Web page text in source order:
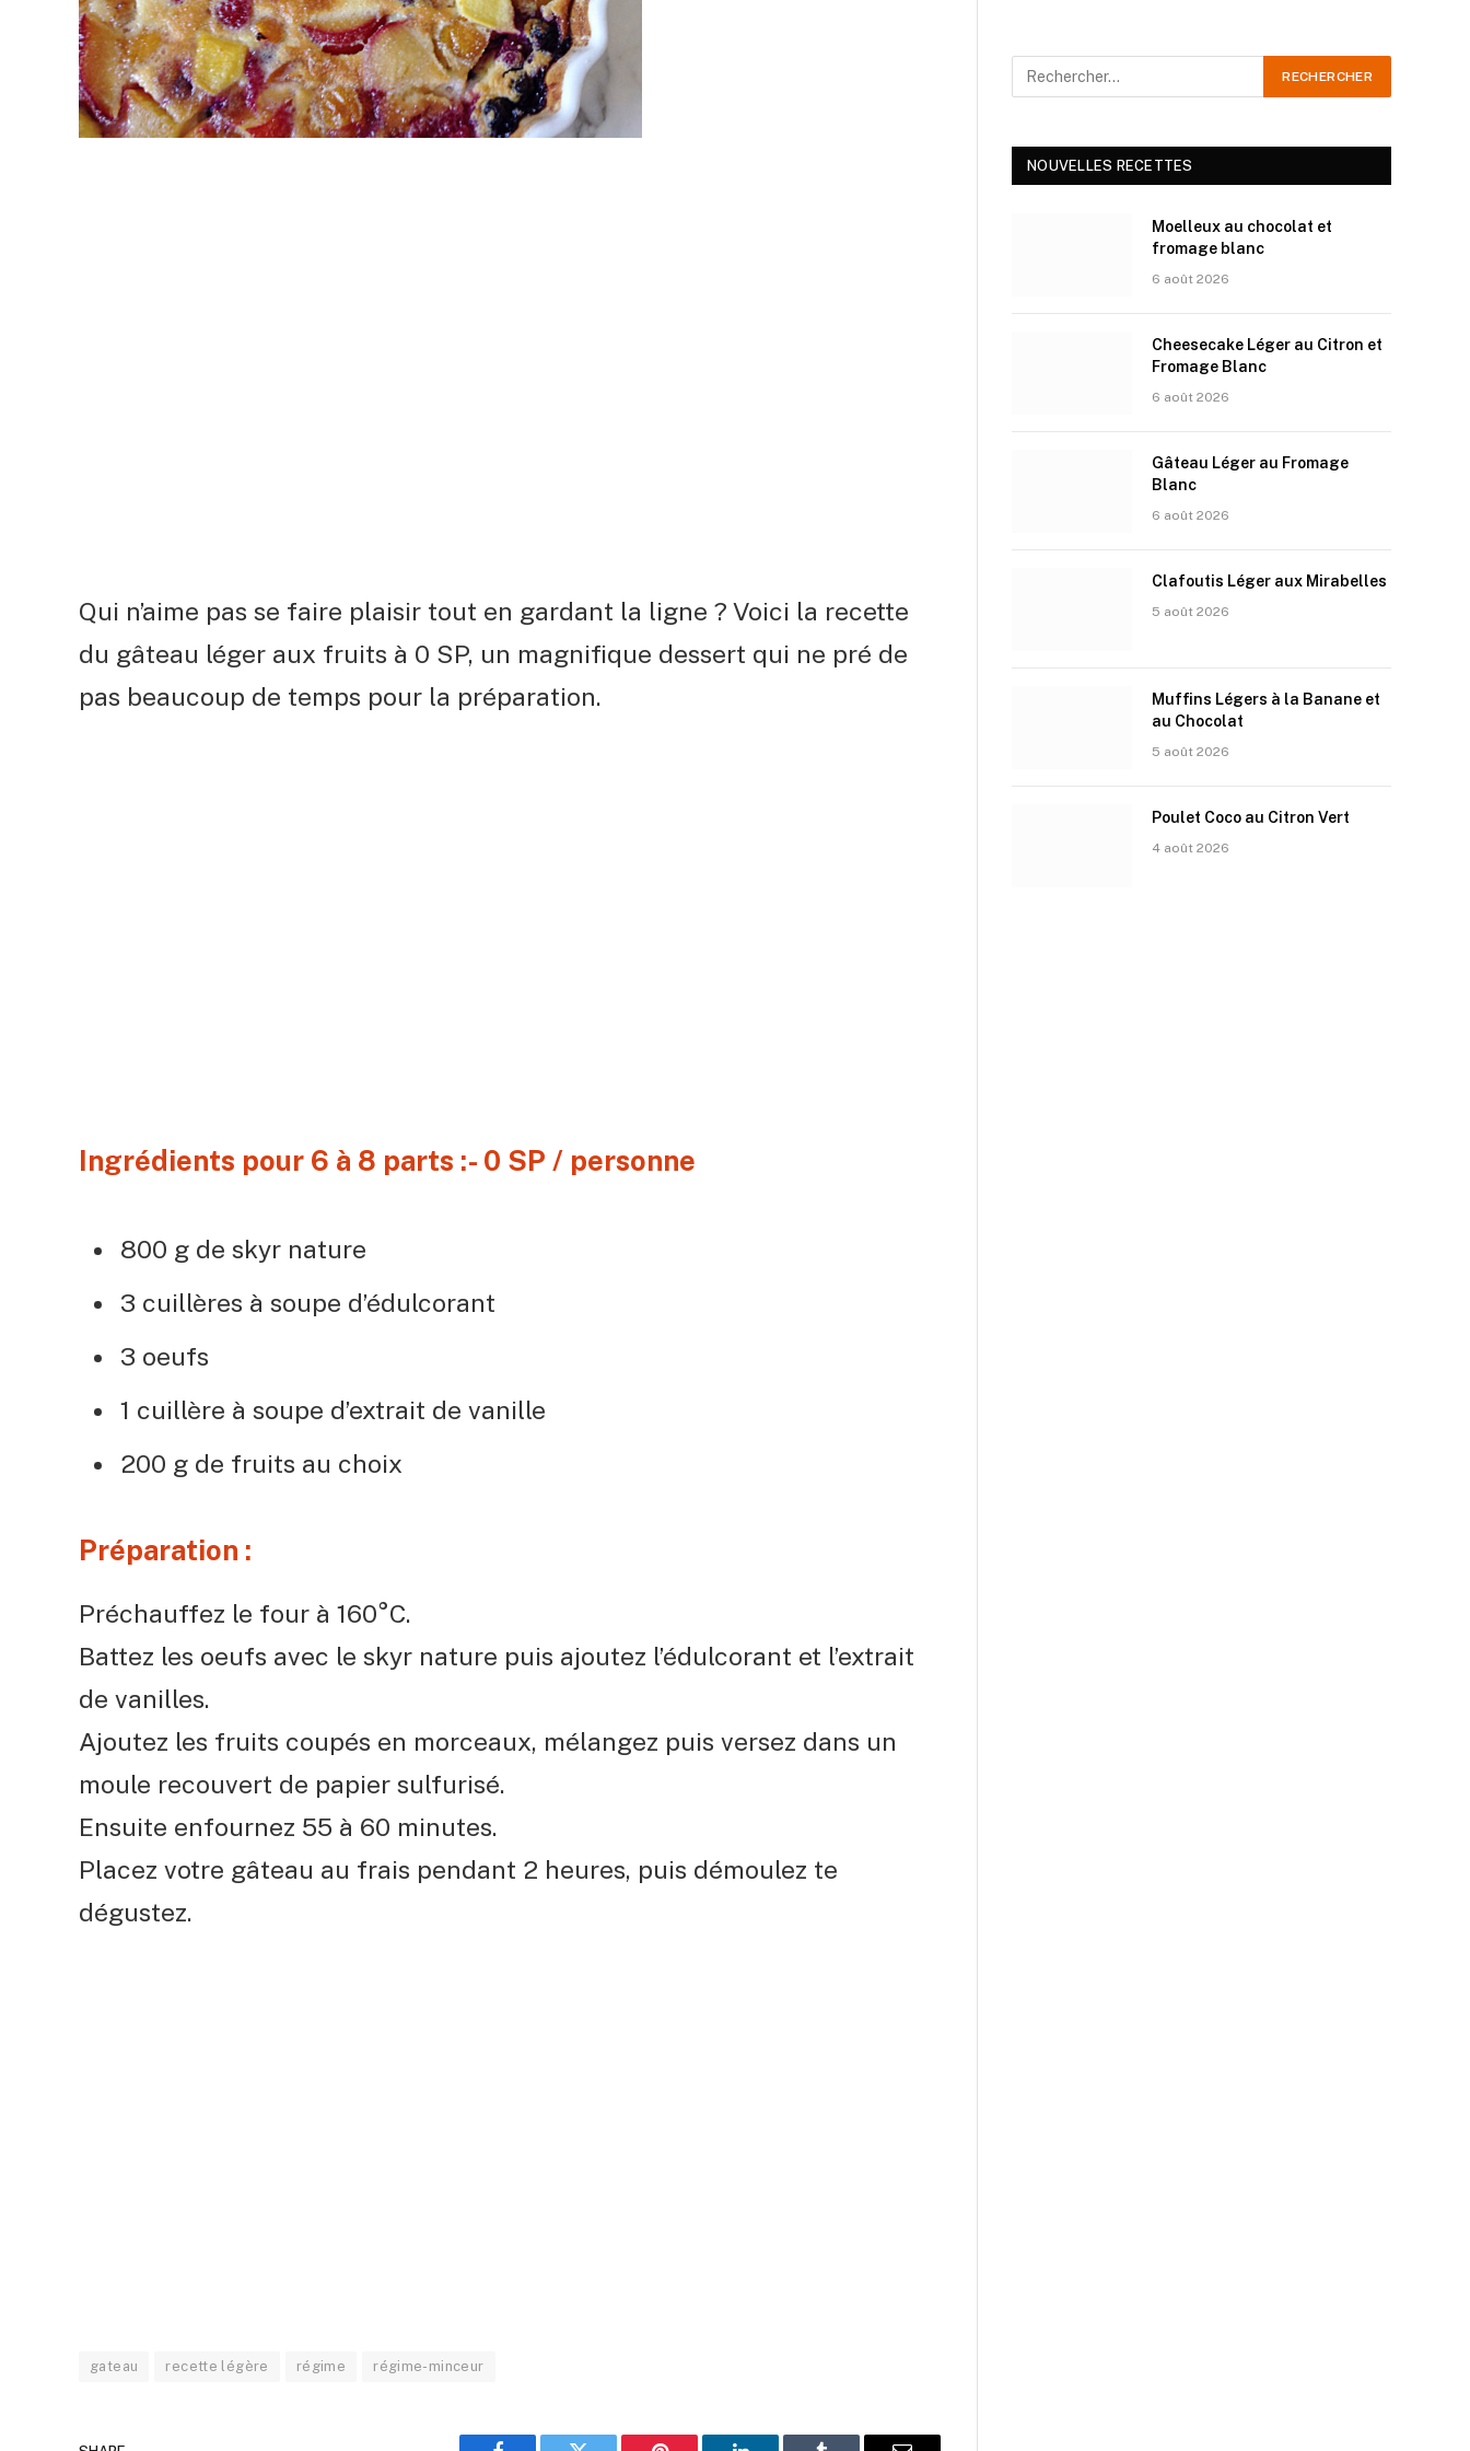
Qui n’aime pas se faire plaisir tout en gardant la ligne ? Voici la recette
du gâteau léger aux fruits à 0 SP, un magnifique dessert qui ne pré de
pas beaucoup de temps pour la préparation.
Ingrédients pour 6 à 8 parts :- 0 SP / personne
800 g de skyr nature
3 cuillères à soupe d’édulcorant
3 oeufs
1 cuillère à soupe d’extrait de vanille
200 g de fruits au choix
Préparation :
Préchauffez le four à 160°C.
Battez les oeufs avec le skyr nature puis ajoutez l’édulcorant et l’extrait
de vanilles.
Ajoutez les fruits coupés en morceaux, mélangez puis versez dans un
moule recouvert de papier sulfurisé.
Ensuite enfournez 55 à 60 minutes.
Placez votre gâteau au frais pendant 2 heures, puis démoulez te
dégustez.
gateau recette légère régime régime-minceur
NOUVELLES RECETTES
Moelleux au chocolat et
fromage blanc
6 août 2026
Cheesecake Léger au Citron et
Fromage Blanc
6 août 2026
Gâteau Léger au Fromage
Blanc
6 août 2026
Clafoutis Léger aux Mirabelles
5 août 2026
Muffins Légers à la Banane et
au Chocolat
5 août 2026
Poulet Coco au Citron Vert
4 août 2026